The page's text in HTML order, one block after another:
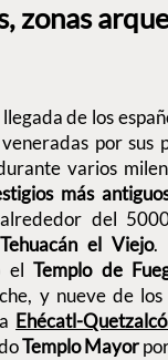
zonas
de los
por sus
varios
más
del
el Viejo.
elTemplo de
y nueve de
Ehécatl-
Templo Mayor